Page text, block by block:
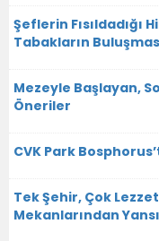
Şeflerin Fısıldadığı
Tabakların
Mezeyle Başlayan,
Öneriler
CVK Park
Tek Şehir, Çok
Mekanlarından